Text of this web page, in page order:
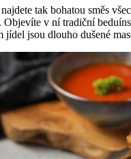
tak bohatou směs
Objevíte v ní tradiční
jídel jsou dlouho dušené